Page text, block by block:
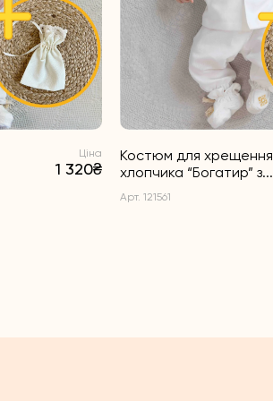
Ціна
1 320₴
Костюм для хрещення
хлопчика “Богатир” з...
Арт. 121561